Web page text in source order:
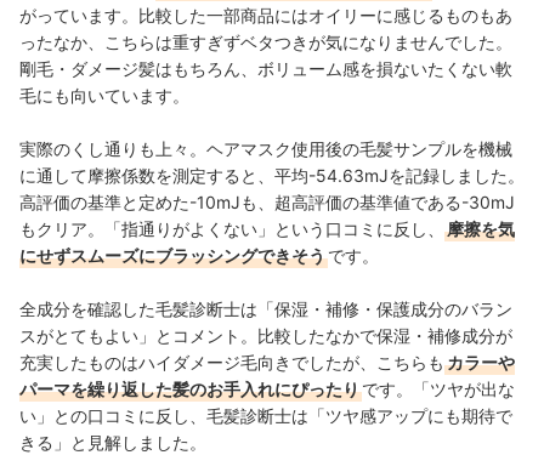
がっています。比較した一部商品にはオイリーに感じるものもあ
ったなか、こちらは重すぎずベタつきが気になりませんでした。
剛毛・ダメージ髪はもちろん、ボリューム感を損ないたくない軟
毛にも向いています。
実際のくし通りも上々。ヘアマスク使用後の毛髪サンプルを機械
に通して摩擦係数を測定すると、平均-54.63mJを記録しました。
高評価の基準と定めた-10mJも、超高評価の基準値である-30mJ
もクリア。「指通りがよくない」という口コミに反し、
摩擦を気
にせずスムーズにブラッシングできそうです。
全成分を確認した毛髪診断士は「保湿・補修・保護成分のバラン
スがとてもよい」とコメント。比較したなかで保湿・補修成分が
充実したものはハイダメージ毛向きでしたが、こちらも カラーや
パーマを繰り返した髪のお手入れにぴったりです。「ツヤが出な
い」との口コミに反し、毛髪診断士は「ツヤ感アップにも期待で
きる」と見解しました。